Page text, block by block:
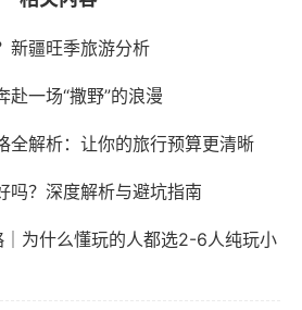
新疆旺季旅游分析
一场“撒野”的浪漫
全解析：让你的旅行预算更清晰
吗？深度解析与避坑指南
为什么懂玩的人都选2-6人纯玩小